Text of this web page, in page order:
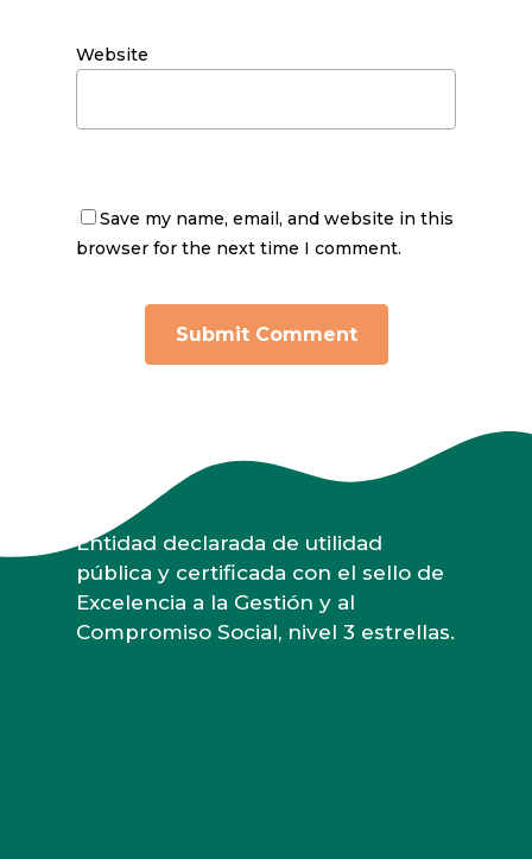
Website
Save my name, email, and website in this
browser for the next time I comment.
Entidad declarada de utilidad
pública y certificada con el sello de
Excelencia a la Gestión y al
Compromiso Social, nivel 3 estrellas.